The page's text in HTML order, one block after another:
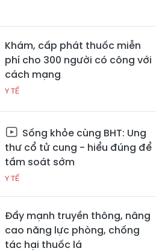
Khám, cấp phát thuốc miễn
phí cho 300 người có công với
cách mạng
Y TẾ
Sống khỏe cùng BHT: Ung
thư cổ tử cung - hiểu đúng để
tầm soát sớm
Y TẾ
Đẩy mạnh truyền thông, nâng
cao năng lực phòng, chống
tác hại thuốc lá